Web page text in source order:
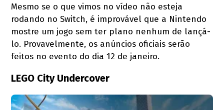
Mesmo se o que vimos no vídeo não esteja
rodando no Switch, é improvável que a Nintendo
mostre um jogo sem ter plano nenhum de lançá-
lo. Provavelmente, os anúncios oficiais serão
feitos no evento do dia 12 de janeiro.
LEGO City Undercover